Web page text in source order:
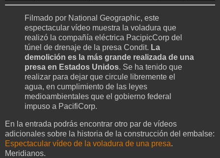
Filmado por National Geographic, este
espectacular vídeo muestra la voladura que
realizó la compañía eléctrica PacipicCorp del
túnel de drenaje de la presa Condit. La
demolición es la más grande realizada de una
presa en Estados Unidos. Se ha tenido que
realizar para dejar que circule libremente el
agua, en cumplimiento de las leyes
medioambientales que el gobierno federal
impuso a PacifiCorp.
En la entrada podrás encontrar otro par de vídeos
adicionales sobre la historia de la construcción del embalse:
Espectacular vídeo de la voladura de una presa.
Meridianos.